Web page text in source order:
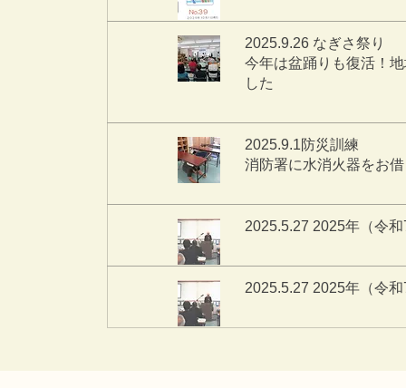
2025.9.26 なぎさ祭り
今年は盆踊りも復活！
した
2025.9.1防災訓練
消防署に水消火器をお
2025.5.27 2025年（令
2025.5.27 2025年（令